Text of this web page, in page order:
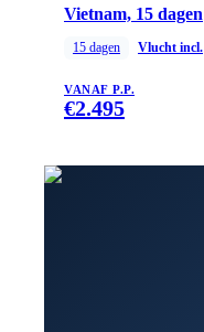
Vietnam, 15 dagen
15 dagen Vlucht incl.
VANAF P.P.
€2.495